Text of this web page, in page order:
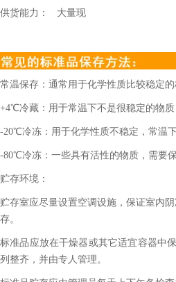
供货能力： 大量现
常温保存：通常用于化学性质比较稳定
+4℃冷藏：用于常温下不是很稳定的物质
-20℃冷冻：用于化学性质不稳定，常温
-80℃冷冻：一些具有活性的物质，需要
贮存环境：
贮存室应尽量设置空调设施，保证室内
存。
标准品应放在干燥器或其它适宜容器中
列整齐，并由专人管理。